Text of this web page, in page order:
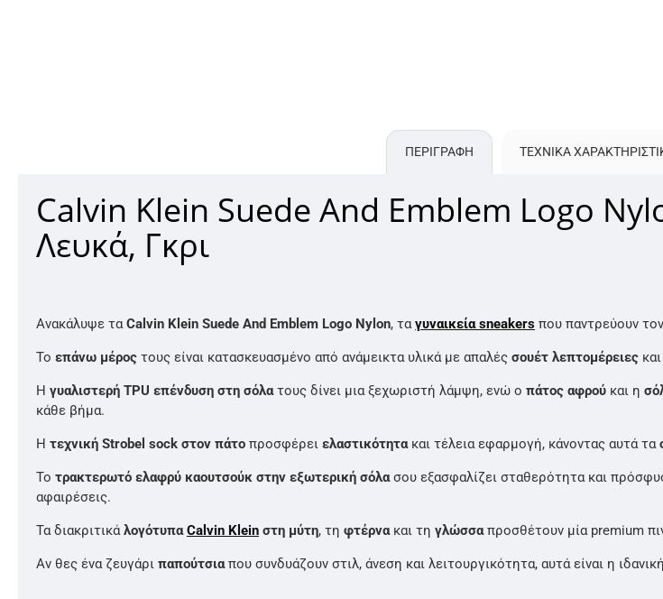
ΠΕΡΙΓΡΑΦΗ ΤΕΧΝΙΚΑ
Calvin Klein Suede And Emblem Logo
Λευκά, Γκρι
Ανακάλυψε ταCalvin Klein Suede And Emblem Logo Nylon, ταγυναικεία sneakers που παντρεύουν
Το επάνω μέρος τους είναι κατασκευασμένο από ανάμεικτα υλικά με απαλές σουέτ λεπτομέρειες και
Η γυαλιστερή TPU επένδυση στη σόλατους δίνει μια ξεχωριστή λάμψη, ενώ ο πάτος αφρού και η
κάθε βήμα.
Η τεχνική Strobel sock στον πάτο προσφέρει ελαστικότητα και τέλεια εφαρμογή, κάνοντας αυτά τα
Το τρακτερωτό ελαφρύ καουτσούκ στην εξωτερική σόλασου εξασφαλίζει σταθερότητα και
αφαιρέσεις.
Τα διακριτικάλογότυπαCalvin Klein στη μύτη, τη φτέρνα και τη γλώσσαπροσθέτουν μία premium
Αν θες ένα ζευγάρι παπούτσιαπου συνδυάζουν στιλ, άνεση και λειτουργικότητα, αυτά είναι η